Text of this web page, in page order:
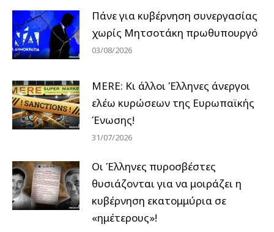
Πάνε για κυβέρνηση συνεργασίας
χωρίς Μητσοτάκη πρωθυπουργό
03/08/2026
MERE: Κι άλλοι Έλληνες άνεργοι
ελέω κυρώσεων της Ευρωπαϊκής
Ένωσης!
31/07/2026
Οι Έλληνες πυροσβέστες
θυσιάζονται για να μοιράζει η
κυβέρνηση εκατομμύρια σε
«ημέτερους»!